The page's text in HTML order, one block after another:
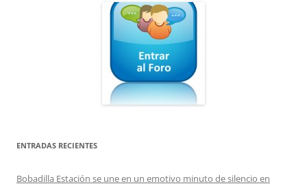
ENTRADAS RECIENTES
Bobadilla Estación se une en un emotivo minuto de silencio en